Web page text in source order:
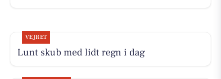
VEJRET
Lunt skub med lidt regn i dag